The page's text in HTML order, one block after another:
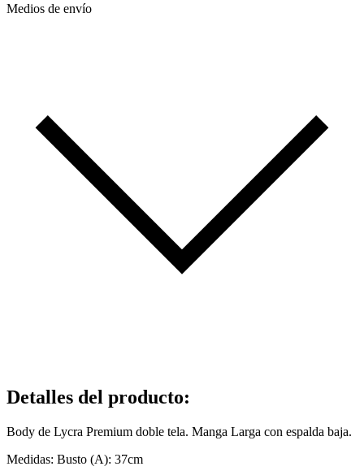
Medios de envío
Detalles del producto:
Body de Lycra Premium doble tela. Manga Larga con espalda baja.
Medidas: Busto (A): 37cm